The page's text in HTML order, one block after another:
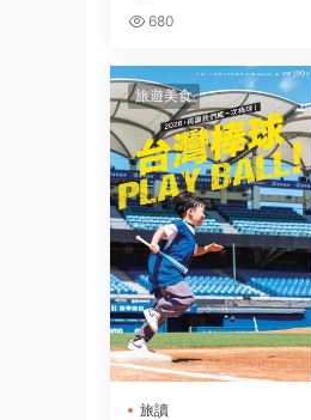
680
旅遊美食
旅讀